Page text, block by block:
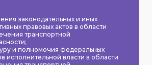
законодательных и иных
правовых актов в области
транспортной
и полномочия федеральных
исполнительной власти в области